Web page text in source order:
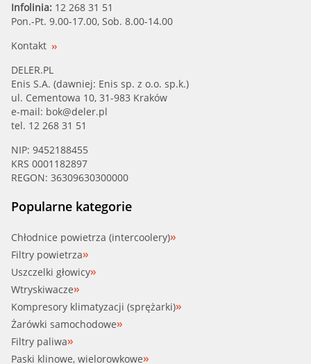
Infolinia: 12 268 31 51
Pon.-Pt. 9.00-17.00, Sob. 8.00-14.00
Kontakt
DELER.PL
Enis S.A. (dawniej: Enis sp. z o.o. sp.k.)
ul. Cementowa 10, 31-983 Kraków
e-mail: bok@deler.pl
tel. 12 268 31 51
NIP: 9452188455
KRS 0001182897
REGON: 36309630300000
Popularne kategorie
Chłodnice powietrza (intercoolery)
Filtry powietrza
Uszczelki głowicy
Wtryskiwacze
Kompresory klimatyzacji (sprężarki)
Żarówki samochodowe
Filtry paliwa
Paski klinowe, wielorowkowe